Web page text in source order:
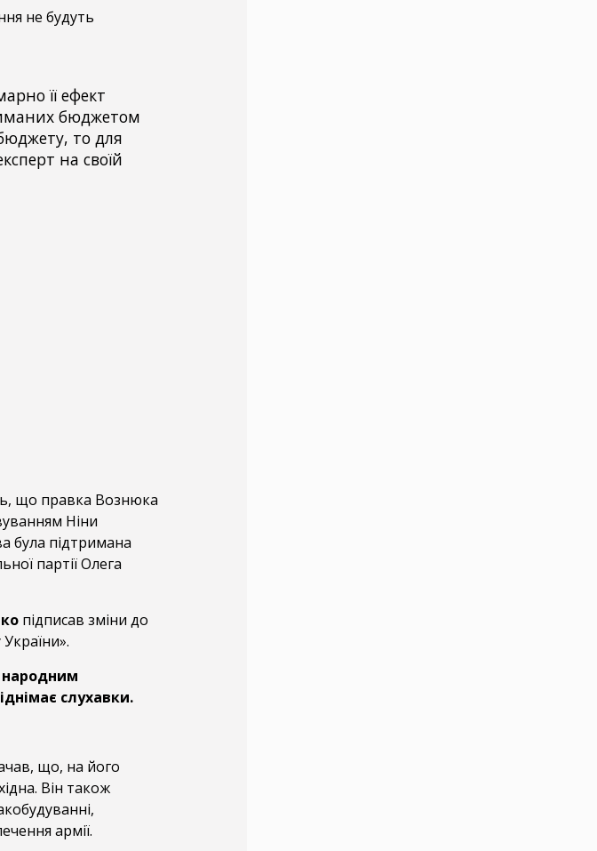
не будуть
її ефект
бюджетом
то для
на своїй
що правка Вознюка
Ніни
була підтримана
партії Олега
підписав зміни до
народним
слухавки.
що, на його
Він також
армії.